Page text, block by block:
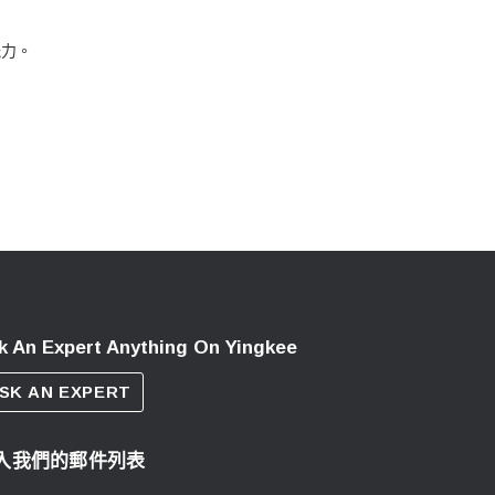
。
An Expert Anything On Yingkee
AN EXPERT
我們的郵件列表